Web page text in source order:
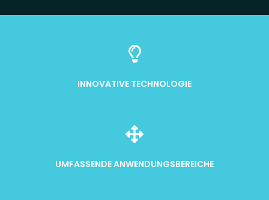
INNOVATIVE TECHNOLOGIE
UMFASSENDE ANWENDUNGSBEREICHE